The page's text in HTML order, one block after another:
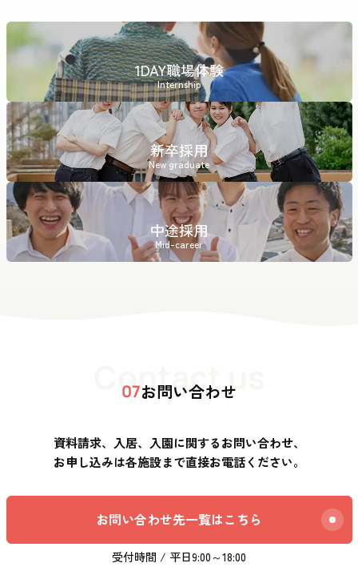
1DAY職場体験
Internship
新卒採用
New graduate
中途採用
Mid-career
Contact us
07お問い合わせ
資料請求、入居、入園に関するお問い合わせ、
お申し込みは各施設まで直接お電話ください。
お問い合わせ先一覧はこちら
受付時間 / 平日9:00～18:00